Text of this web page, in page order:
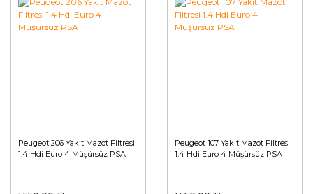
Peugeot 206 Yakıt Mazot Filtresi
1.4 Hdi Euro 4 Müşürsüz PSA
Peugeot 107 Yakıt Mazot Filtresi
1.4 Hdi Euro 4 Müşürsüz PSA